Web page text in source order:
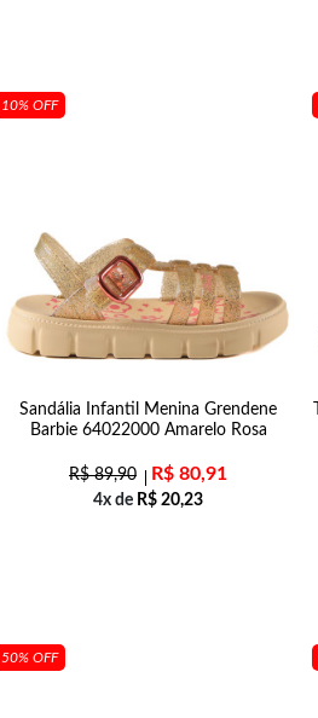
10% OFF
Sandália Infantil Menina Grendene
Barbie 64022000 Amarelo Rosa
R$89,90 R$ 80,91
4x de R$ 20,23
50% OFF